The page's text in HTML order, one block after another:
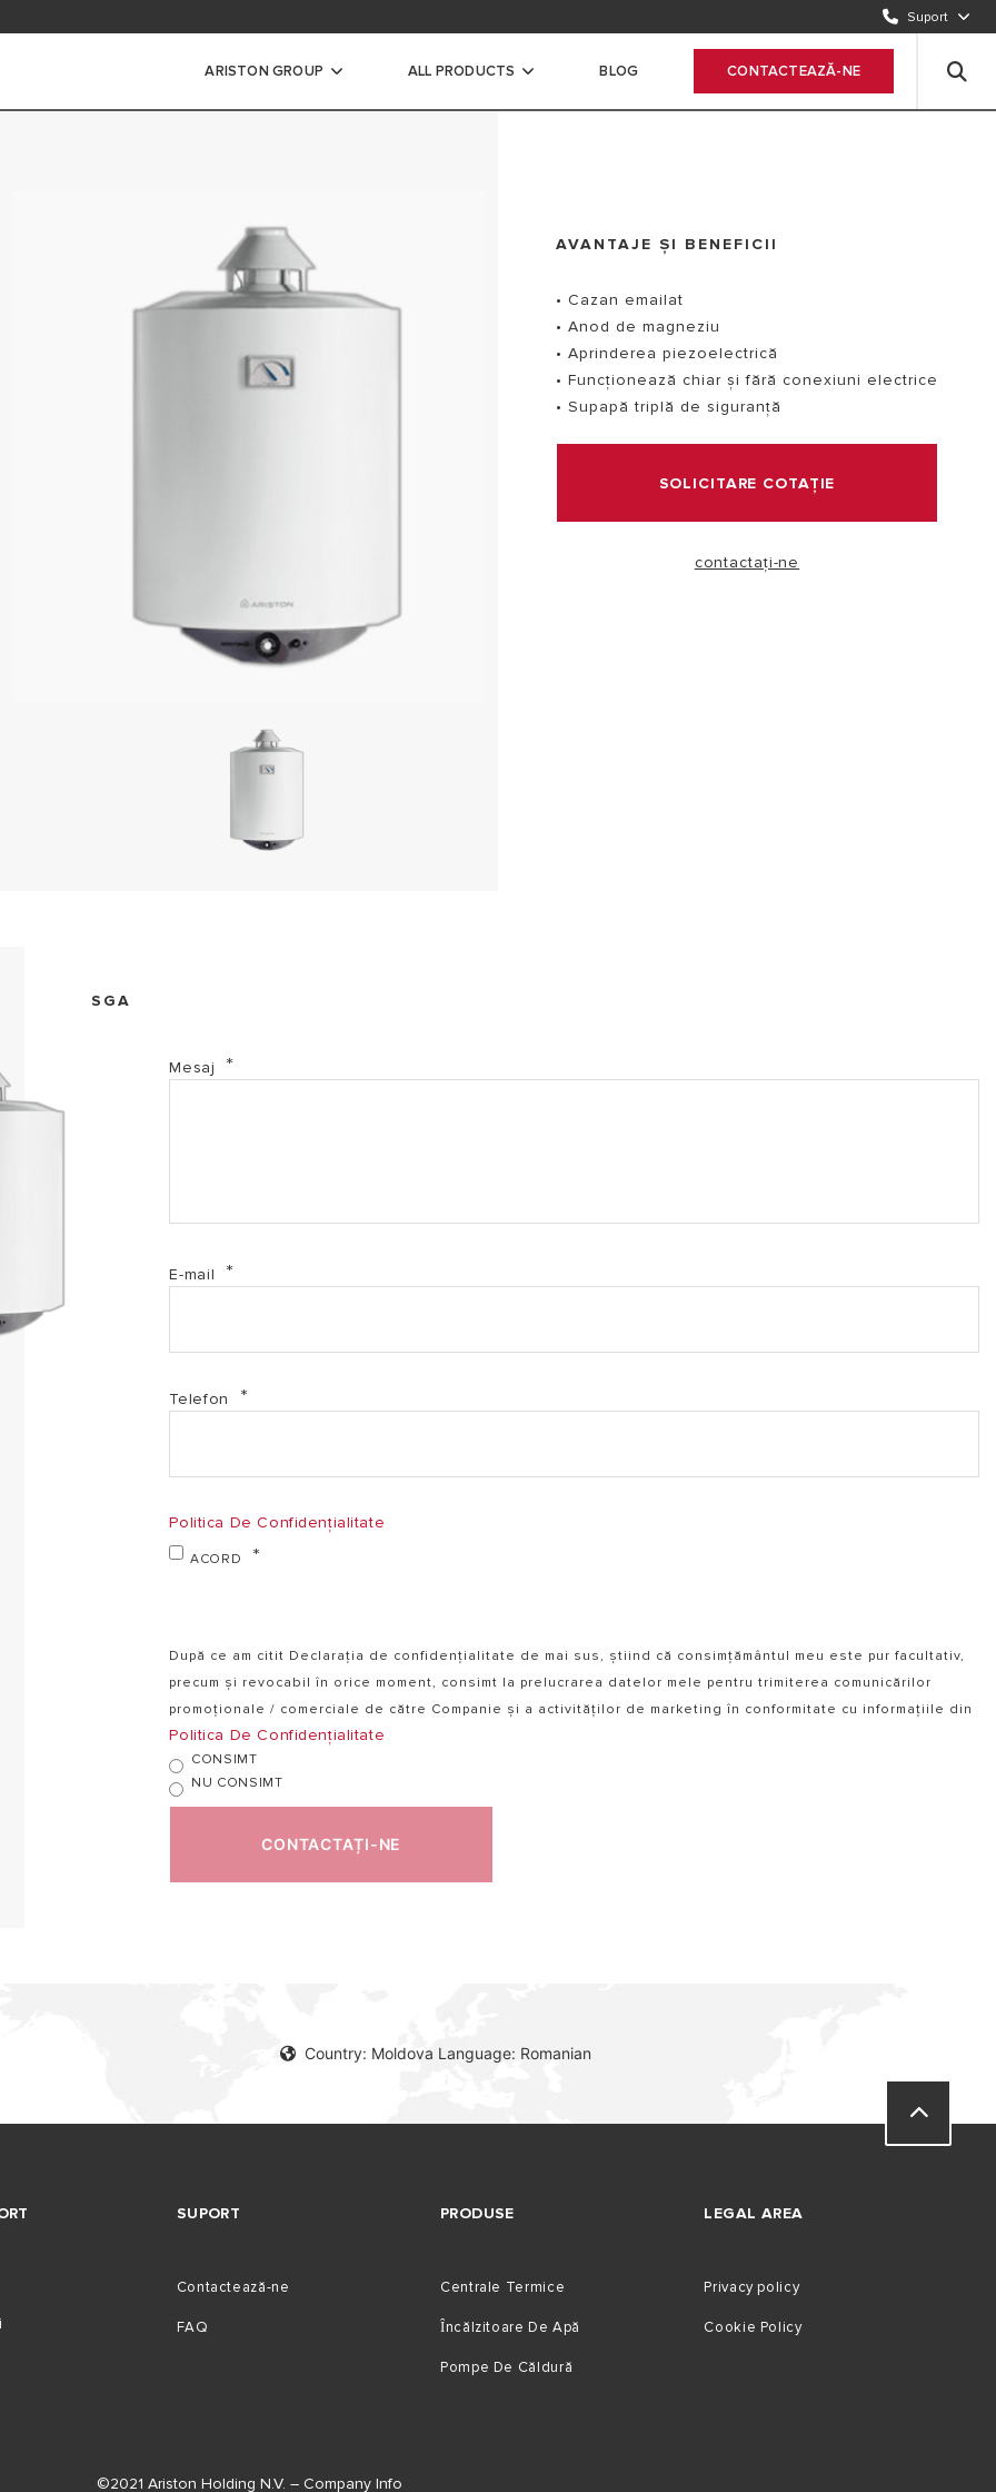
Suport
COMPLETEAZĂ FORMULARUL ȘI TE CONTACTĂM NOI
ARISTON GROUP ALL PRODUCTS BLOG CONTACTEAZĂ-NE
AVANTAJE ȘI BENEFICII
• Cazan emailat
• Anod de magneziu
• Aprinderea piezoelectrică
• Funcționează chiar și fără conexiuni electrice
• Supapă triplă de siguranță
SOLICITARE COTAȚIE
contactați-ne
SGA
Mesaj
E-mail
Telefon
Politica De Confidențialitate
ACORD
După ce am citit Declarația de confidențialitate de mai sus, știind că consimțământul meu este pur facultativ,
precum și revocabil în orice moment, consimt la prelucrarea datelor mele pentru trimiterea comunicărilor
promoționale / comerciale de către Companie și a activităților de marketing în conformitate cu informațiile din
Politica De Confidențialitate
CONSIMT
NU CONSIMT
CONTACTAȚI-NE
Country: Moldova Language: Romanian
SUPORT
Contactează-ne
FAQ
PRODUSE
Centrale Termice
Ȋncălzitoare De Apă
Pompe De Căldură
LEGAL AREA
Privacy policy
Cookie Policy
©2021 Ariston Holding N.V. – Company Info